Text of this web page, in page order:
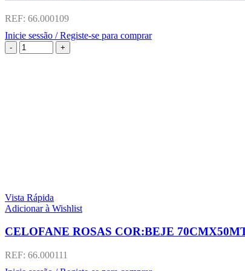
REF: 66.000109
Inicie sessão / Registe-se para comprar
Vista Rápida
Adicionar à Wishlist
CELOFANE ROSAS COR:BEJE
REF: 66.000111